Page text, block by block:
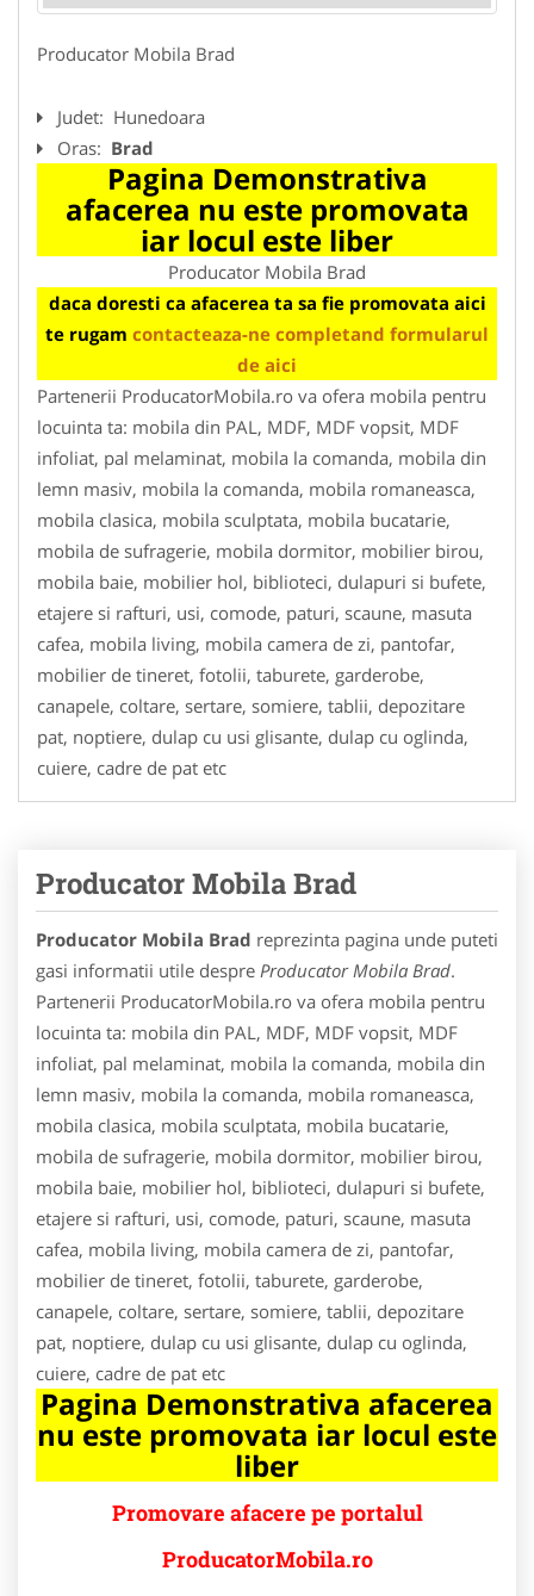
Producator Mobila Brad
Judet: Hunedoara
Oras: Brad
Pagina Demonstrativa
afacerea nu este promovata
iar locul este liber
Producator Mobila Brad
daca doresti ca afacerea ta sa fie promovata aici
te rugam contacteaza-ne completand formularul
de aici
Partenerii ProducatorMobila.ro va ofera mobila pentru
locuinta ta: mobila din PAL, MDF, MDF vopsit, MDF
infoliat, pal melaminat, mobila la comanda, mobila din
lemn masiv, mobila la comanda, mobila romaneasca,
mobila clasica, mobila sculptata, mobila bucatarie,
mobila de sufragerie, mobila dormitor, mobilier birou,
mobila baie, mobilier hol, biblioteci, dulapuri si bufete,
etajere si rafturi, usi, comode, paturi, scaune, masuta
cafea, mobila living, mobila camera de zi, pantofar,
mobilier de tineret, fotolii, taburete, garderobe,
canapele, coltare, sertare, somiere, tablii, depozitare
pat, noptiere, dulap cu usi glisante, dulap cu oglinda,
cuiere, cadre de pat etc
Producator Mobila Brad
Producator Mobila Brad reprezinta pagina unde puteti
gasi informatii utile despre Producator Mobila Brad.
Partenerii ProducatorMobila.ro va ofera mobila pentru
locuinta ta: mobila din PAL, MDF, MDF vopsit, MDF
infoliat, pal melaminat, mobila la comanda, mobila din
lemn masiv, mobila la comanda, mobila romaneasca,
mobila clasica, mobila sculptata, mobila bucatarie,
mobila de sufragerie, mobila dormitor, mobilier birou,
mobila baie, mobilier hol, biblioteci, dulapuri si bufete,
etajere si rafturi, usi, comode, paturi, scaune, masuta
cafea, mobila living, mobila camera de zi, pantofar,
mobilier de tineret, fotolii, taburete, garderobe,
canapele, coltare, sertare, somiere, tablii, depozitare
pat, noptiere, dulap cu usi glisante, dulap cu oglinda,
cuiere, cadre de pat etc
Pagina Demonstrativa afacerea
nu este promovata iar locul este
liber
Promovare afacere pe portalul
ProducatorMobila.ro